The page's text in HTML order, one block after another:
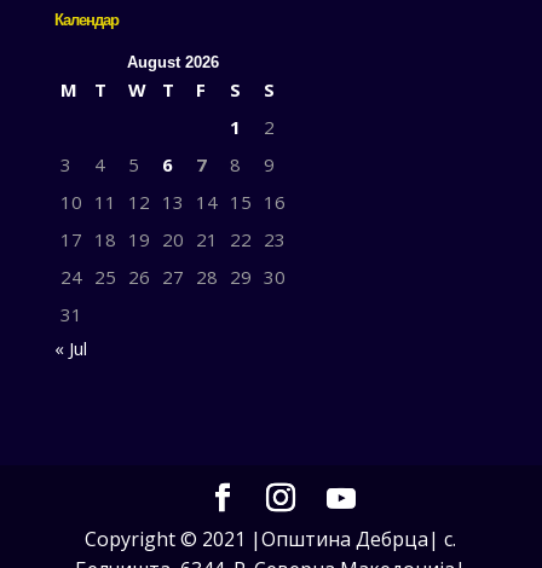
Календар
August 2026
M T W T F S
S
1
2
3
4 5 6 7 8
9
10 11 12 13 14 15 16
17 18 19 20 21 22 23
24 25 26 27 28 29 30
31
« Jul
Copyright © 2021 |Општина Дебрца| с.